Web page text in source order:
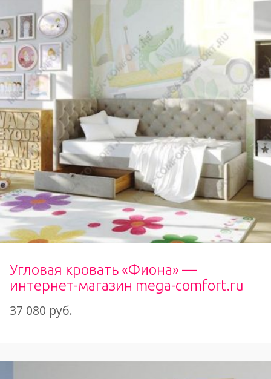
Угловая кровать «Фиона» —
интернет-магазин mega-comfort.ru
37 080 руб.